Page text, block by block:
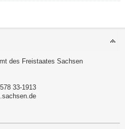
des Freistaates Sachsen
33-1913